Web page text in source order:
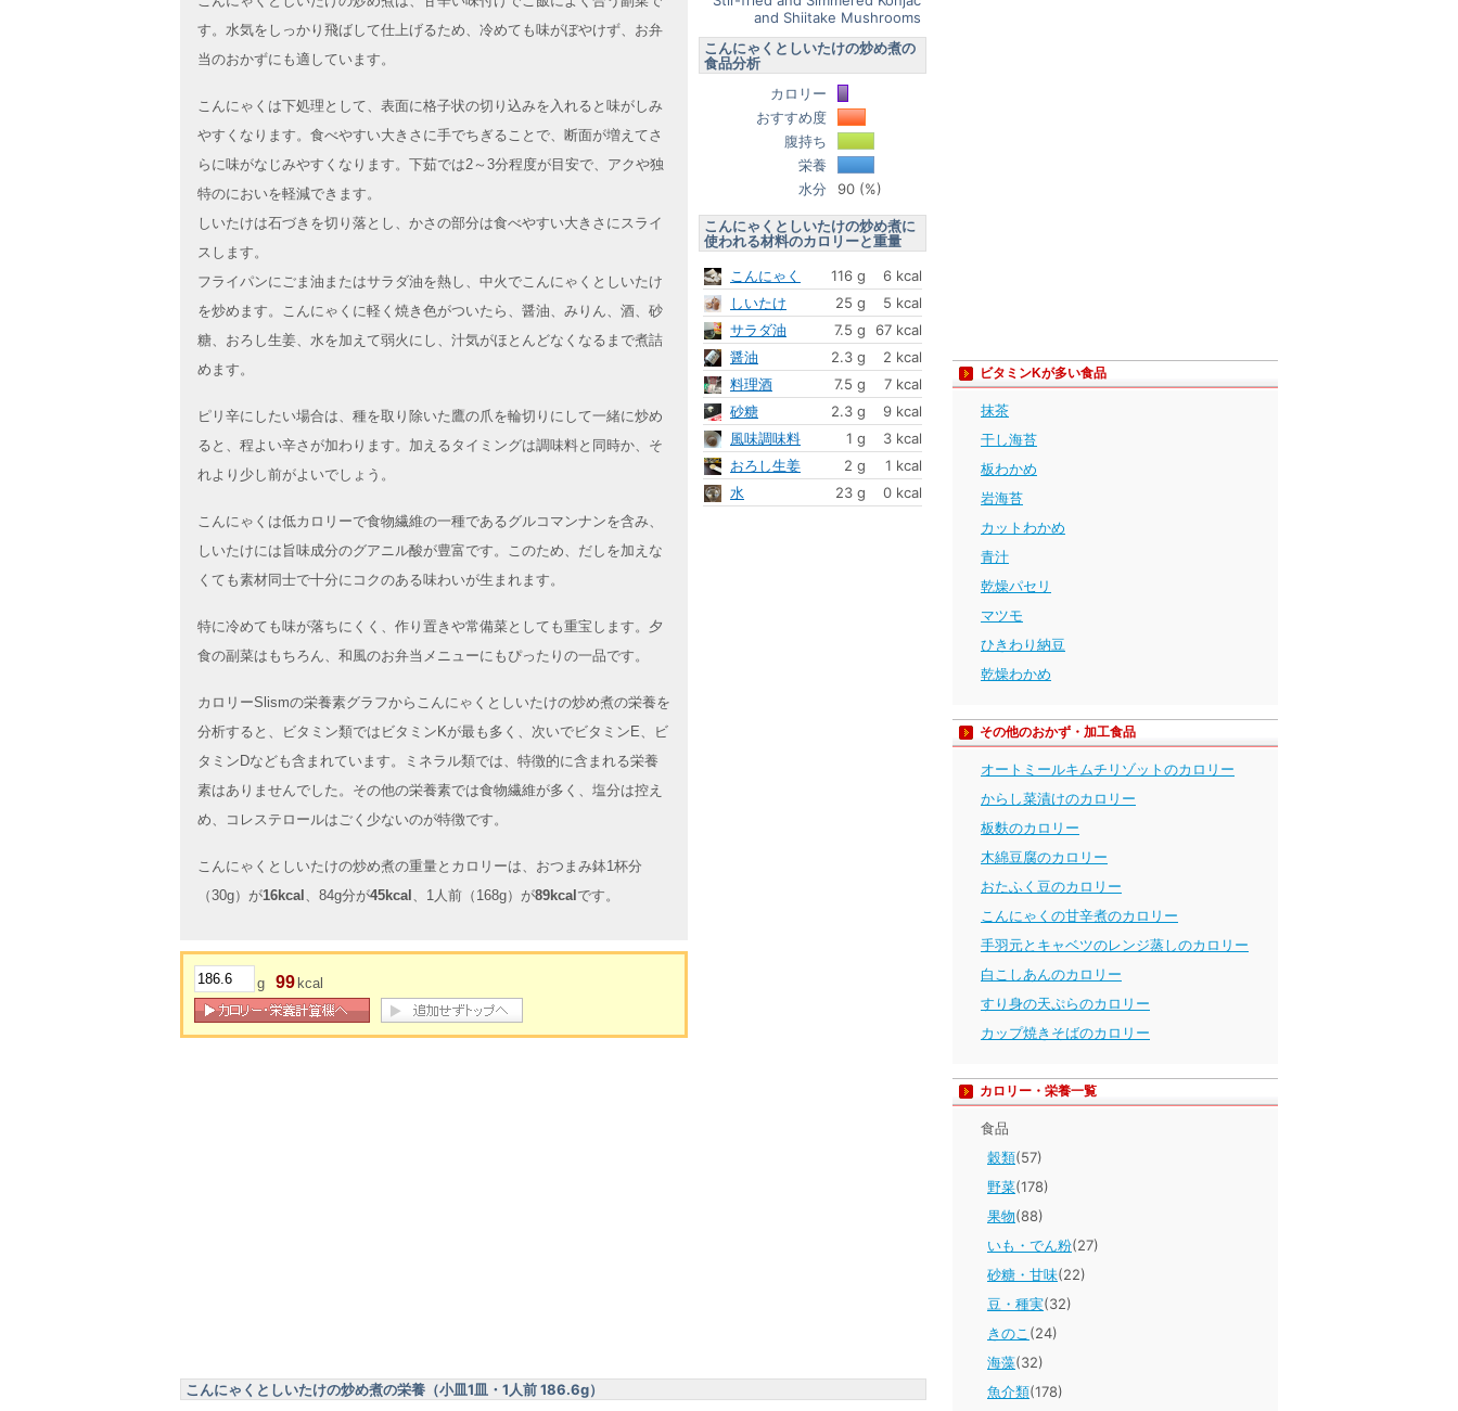
す。水気をしっかり飛ばして仕上げるため、冷めても味がぼやけず、お弁
当のおかずにも適しています。
こんにゃくは下処理として、表面に格子状の切り込みを入れると味がしみ
やすくなります。食べやすい大きさに手でちぎることで、断面が増えてさ
らに味がなじみやすくなります。下茹では2～3分程度が目安で、アクや独
特のにおいを軽減できます。
しいたけは石づきを切り落とし、かさの部分は食べやすい大きさにスライ
スします。
フライパンにごま油またはサラダ油を熱し、中火でこんにゃくとしいたけ
を炒めます。こんにゃくに軽く焼き色がついたら、醤油、みりん、酒、砂
糖、おろし生姜、水を加えて弱火にし、汁気がほとんどなくなるまで煮詰
めます。
ピリ辛にしたい場合は、種を取り除いた鷹の爪を輪切りにして一緒に炒め
ると、程よい辛さが加わります。加えるタイミングは調味料と同時か、そ
れより少し前がよいでしょう。
こんにゃくは低カロリーで食物繊維の一種であるグルコマンナンを含み、
しいたけには旨味成分のグアニル酸が豊富です。このため、だしを加えな
くても素材同士で十分にコクのある味わいが生まれます。
特に冷めても味が落ちにくく、作り置きや常備菜としても重宝します。夕
食の副菜はもちろん、和風のお弁当メニューにもぴったりの一品です。
カロリーSlismの栄養素グラフからこんにゃくとしいたけの炒め煮の栄養を
分析すると、ビタミン類ではビタミンKが最も多く、次いでビタミンE、ビ
タミンDなども含まれています。ミネラル類では、特徴的に含まれる栄養
素はありませんでした。その他の栄養素では食物繊維が多く、塩分は控え
め、コレステロールはごく少ないのが特徴です。
こんにゃくとしいたけの炒め煮の重量とカロリーは、おつまみ鉢1杯分
（30g）が16kcal 、84g分が45kcal 、1人前（168g）が89kcal です。
g 99 kcal
and Shiitake Mushrooms
こんにゃくとしいたけの炒め煮の
食品分析
カロリー
おすすめ度
腹持ち
栄養
水分
90 (%)
こんにゃくとしいたけの炒め煮に
使われる材料のカロリーと重量
こんにゃく
116 g
6 kcal
しいたけ
25 g
5 kcal
サラダ油
7.5 g
67 kcal
醤油
2.3 g
2 kcal
料理酒
7.5 g
7 kcal
砂糖
2.3 g
9 kcal
風味調味料
1 g
3 kcal
おろし生姜
2 g
1 kcal
水
23 g 0 kcal
こんにゃくとしいたけの炒め煮の栄養（小皿1皿・1人前 186.6g）
ビタミンKが多い食品
抹茶
干し海苔
板わかめ
岩海苔
カットわかめ
青汁
乾燥パセリ
マツモ
ひきわり納豆
乾燥わかめ
その他のおかず・加工食品
オートミールキムチリゾットのカロリー
からし菜漬けのカロリー
板麩のカロリー
木綿豆腐のカロリー
おたふく豆のカロリー
こんにゃくの甘辛煮のカロリー
手羽元とキャベツのレンジ蒸しのカロリー
白こしあんのカロリー
すり身の天ぷらのカロリー
カップ焼きそばのカロリー
カロリー・栄養一覧
食品
穀類(57)
野菜(178)
果物(88)
いも・でん粉(27)
砂糖・甘味(22)
豆・種実(32)
きのこ (24)
海藻(32)
魚介類(178)